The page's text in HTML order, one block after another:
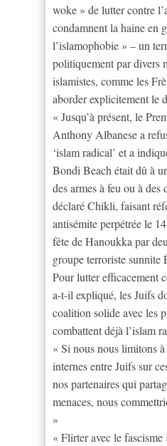
woke » de lutter contre
condamnent la haine en
l’islamophobie » – un
politiquement par divers
islamistes, comme les
aborder explicitement le
« Jusqu’à présent, le
Anthony Albanese a
‘islam radical’ et a
Bondi Beach était dû à
des armes à feu ou à des
déclaré Chikli, faisant
antisémite perpétrée le
fête de Hanoukka par
groupe terroriste sunnite
Pour lutter efficacement
a-t-il expliqué, les Juifs
coalition solide avec les
combattent déjà l’islam
« Si nous nous limitons
internes entre Juifs sur
nos partenaires qui
menaces, nous
»
« Flirter avec le fascisme